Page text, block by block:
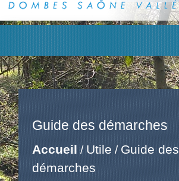
Guide des démarches
Accueil / Utile / Guide des
démarches